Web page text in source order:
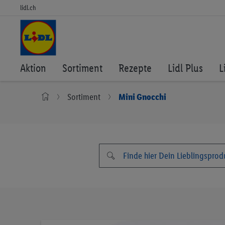
lidl.ch
Aktion Sortiment Rezepte Lidl Plus
Sortiment Mini Gnocchi